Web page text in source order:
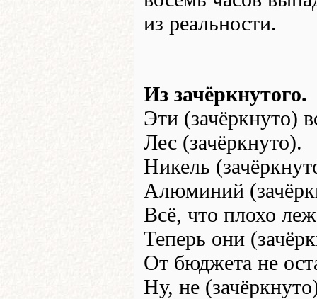
из реальности.
Из зачёркнутого.
Эти (зачёркнуто)
Лес (зачёркнуто).
Никель
Алюминий
Всё, что плохо
Теперь они
От бюджета не
Ну, не